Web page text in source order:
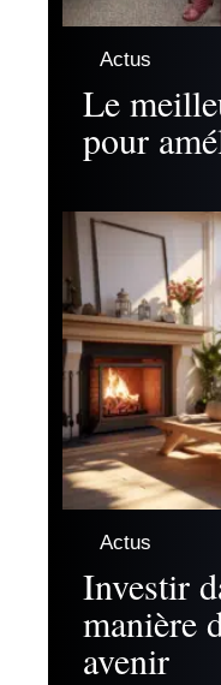
Actus
Le
pour
Actus
Investir
manière
avenir